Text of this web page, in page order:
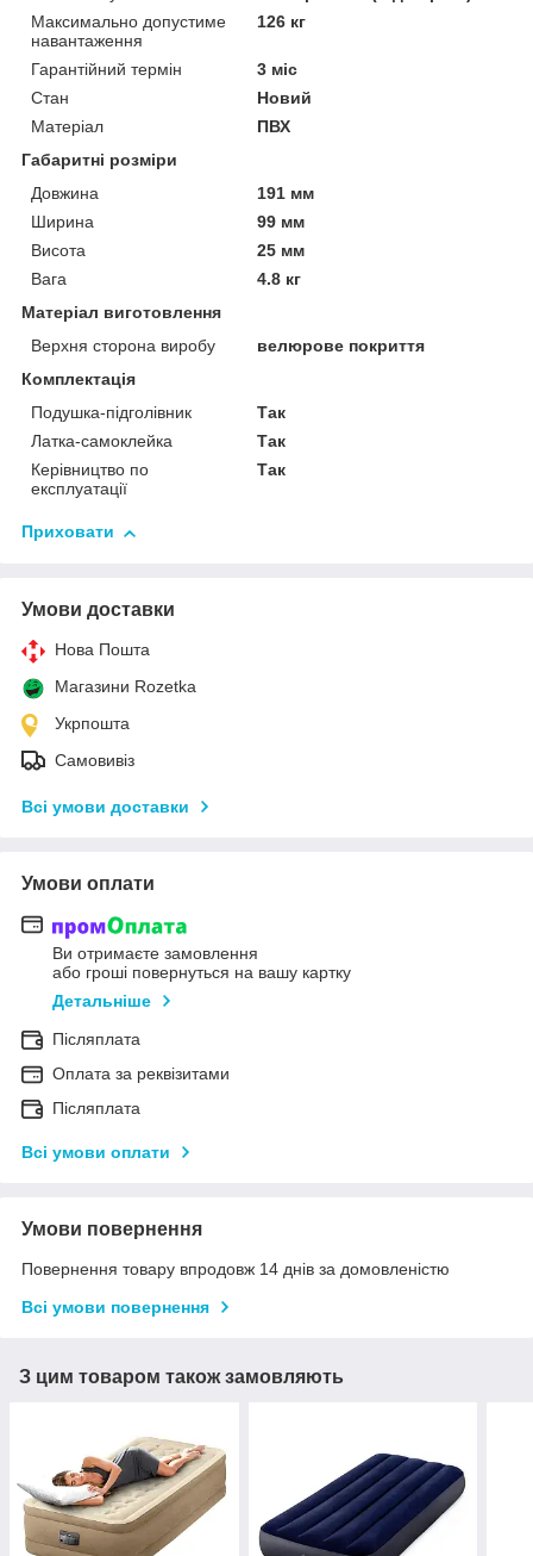
Максимально допустиме
навантаження
126 кг
Гарантійний термін
3 міс
Стан
Новий
Матеріал
ПВХ
Габаритні розміри
Довжина
191 мм
Ширина
99 мм
Висота
25 мм
Вага
4.8 кг
Матеріал виготовлення
Верхня сторона виробу
велюрове покриття
Комплектація
Подушка-підголівник
Так
Латка-самоклейка
Так
Керівництво по
експлуатації
Так
Приховати
Умови доставки
Нова Пошта
Магазини Rozetka
Укрпошта
Самовивіз
Всі умови доставки
Умови оплати
Ви отримаєте замовлення
або гроші повернуться на вашу картку
Детальніше
Післяплата
Оплата за реквізитами
Післяплата
Всі умови оплати
Умови повернення
Повернення товару впродовж 14 днів за домовленістю
Всі умови повернення
З цим товаром також замовляють